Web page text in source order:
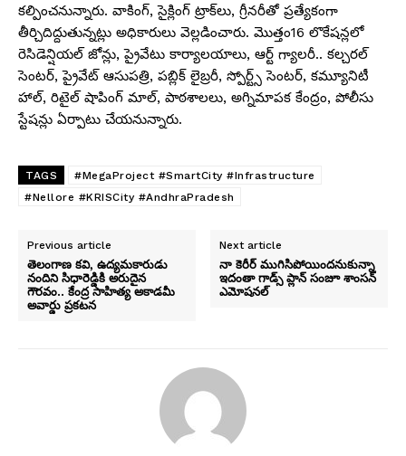
కల్పించనున్నారు. వాకింగ్, సైక్లింగ్‌ ట్రాక్‌లు, గ్రీనరీతో ప్రత్యేకంగా
తీర్చిదిద్దుతున్నట్లు అధికారులు వెల్లడించారు. మెుత్తం16 లొకేషన్లలో
రెసిడెన్షియల్‌ జోన్లు, ప్రైవేటు కార్యాలయాలు, ఆర్ట్‌ గ్యాలరీ.. కల్చరల్‌
సెంటర్‌, ప్రైవేట్‌ ఆసుపత్రి, పబ్లిక్‌ లైబ్రరీ, స్పోర్ట్స్‌ సెంటర్‌, కమ్యూనిటీ
హాల్‌, రిటైల్‌ షాపింగ్‌ మాల్‌, పాఠశాలలు, అగ్నిమాపక కేంద్రం, పోలీసు
స్టేషన్లు ఏర్పాటు చేయనున్నారు.
TAGS
#MegaProject #SmartCity #Infrastructure
#Nellore #KRISCity #AndhraPradesh
Previous article
తెలంగాణ కవి, ఉద్యమకారుడు
నందిని సిధారెడ్డికి అరుదైన
గౌరవం.. కేంద్ర సాహిత్య అకాడమీ
అవార్డు ప్రకటన
Next article
నా కెరీర్ ముగిసిపోయిందనుకున్నా
ఇదంతా గాడ్స్ ప్లాన్ సంజూ శాంసన్
ఎమోషనల్